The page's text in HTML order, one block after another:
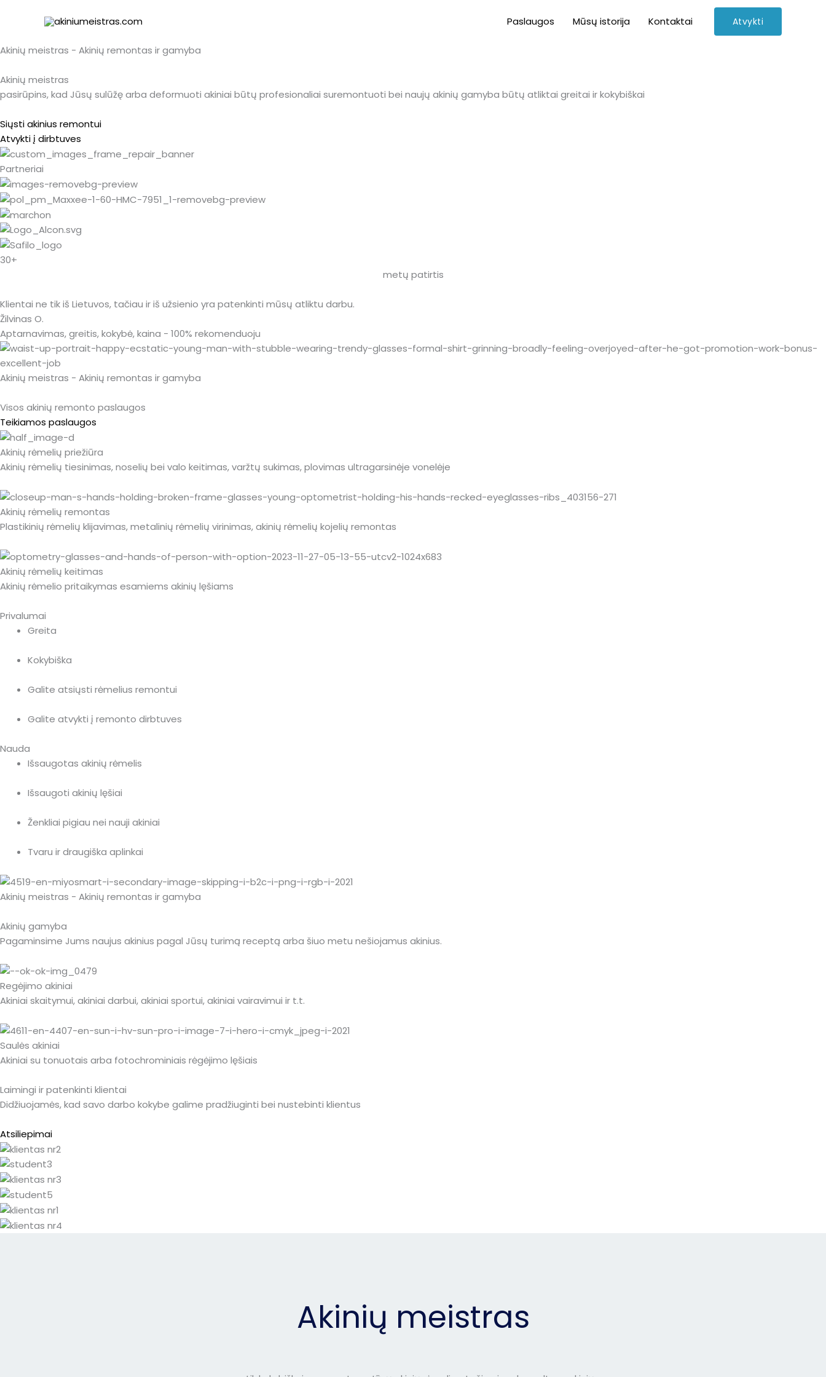
Paslaugos Mūsų istorija Kontaktai Atvykti
Akinių meistras - Akinių remontas ir gamyba
Akinių meistras
pasirūpins, kad Jūsų sulūžę arba deformuoti akiniai būtų profesionaliai suremontuoti bei naujų akinių gamyba būtų atliktai greitai ir kokybiškai
Siųsti akinius remontui
Atvykti į dirbtuves
Partneriai
30+
metų patirtis
Klientai ne tik iš Lietuvos, tačiau ir iš užsienio yra patenkinti mūsų atliktu darbu.
Žilvinas O.
Aptarnavimas, greitis, kokybė, kaina - 100% rekomenduoju
Akinių meistras - Akinių remontas ir gamyba
Visos akinių remonto paslaugos
Teikiamos paslaugos
Akinių rėmelių priežiūra
Akinių rėmelių tiesinimas, noselių bei valo keitimas, varžtų sukimas, plovimas ultragarsinėje vonelėje
Akinių rėmelių remontas
Plastikinių rėmelių klijavimas, metalinių rėmelių virinimas, akinių rėmelių kojelių remontas
Akinių rėmelių keitimas
Akinių rėmelio pritaikymas esamiems akinių lęšiams
Privalumai
Greita
Kokybiška
Galite atsiųsti rėmelius remontui
Galite atvykti į remonto dirbtuves
Nauda
Išsaugotas akinių rėmelis
Išsaugoti akinių lęšiai
Ženkliai pigiau nei nauji akiniai
Tvaru ir draugiška aplinkai
Akinių meistras - Akinių remontas ir gamyba
Akinių gamyba
Pagaminsime Jums naujus akinius pagal Jūsų turimą receptą arba šiuo metu nešiojamus akinius.
Regėjimo akiniai
Akiniai skaitymui, akiniai darbui, akiniai sportui, akiniai vairavimui ir t.t.
Saulės akiniai
Akiniai su tonuotais arba fotochrominiais rėgėjimo lęšiais
Laimingi ir patenkinti klientai
Didžiuojamės, kad savo darbo kokybe galime pradžiuginti bei nustebinti klientus
Atsiliepimai
Akinių meistras